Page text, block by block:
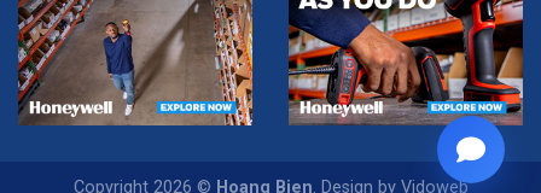
Copyright 2026 © Hoang Bien. Design by Vidoweb